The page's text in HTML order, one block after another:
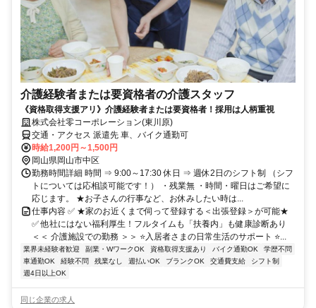
介護経験者または要資格者の介護スタッフ
《資格取得支援アリ》介護経験者または要資格者！採用は人柄重視
株式会社零コーポレーション(東川原)
交通・アクセス 派遣先 車、バイク通勤可
時給1,200円～1,500円
岡山県岡山市中区
勤務時間詳細 時間 ⇒ 9:00～17:30 休日 ⇒ 週休2日のシフト制 （シフ
トについては応相談可能です！） ・残業無 ・時間・曜日はご希望に
応じます。 ★お子さんの行事など、お休みしたい時は...
仕事内容 ✅ ★家のお近くまで伺って登録する＜出張登録＞が可能★
✅ 他社にはない福利厚生！フルタイムも「扶養内」も健康診断あり
＜＜ 介護施設での勤務 ＞＞ ⭐入居者さまの日常生活のサポート ⭐...
業界未経験者歓迎 副業・WワークOK 資格取得支援あり バイク通勤OK
学歴不問
車通勤OK
経験不問 残業なし 週払いOK ブランクOK 交通費支給
シフト制
週4日以上OK
同じ企業の求人